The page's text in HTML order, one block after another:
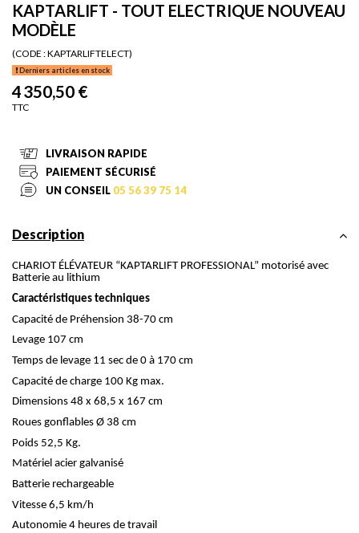
KAPTARLIFT - TOUT ELECTRIQUE NOUVEAU
MODÈLE
(CODE :KAPTARLIFTELECT)
Derniers articles en stock
4 350,50 €
TTC
LIVRAISON RAPIDE
PAIEMENT SÉCURISÉ
UN CONSEIL 05 56 39 75 14
Description
CHARIOT ÉLÉVATEUR “KAPTARLIFT PROFESSIONAL” motorisé avec
Batterie au lithium
Caractéristiques techniques
Capacité de Préhension 38-70 cm
Levage 107 cm
Temps de levage 11 sec de 0 à 170 cm
Capacité de charge 100 Kg max.
Dimensions 48 x 68,5 x 167 cm
Roues gonflables Ø 38 cm
Poids 52,5 Kg.
Matériel acier galvanisé
Batterie rechargeable
Vitesse 6,5 km/h
Autonomie 4 heures de travail